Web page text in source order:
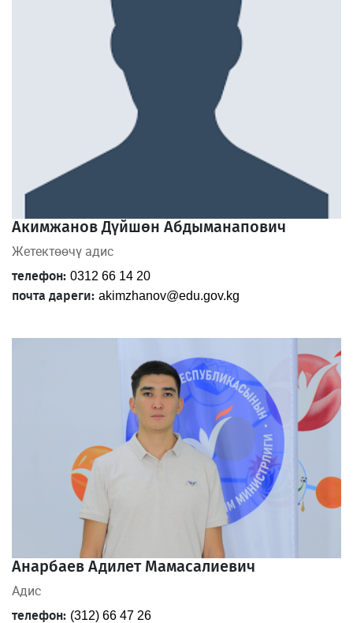
Акимжанов Дүйшөн Абдыманапович
Жетектөөчү адис
телефон: 0312 66 14 20
почта дареги: akimzhanov@edu.gov.kg
Анарбаев Адилет Мамасалиевич
Адис
телефон: (312) 66 47 26